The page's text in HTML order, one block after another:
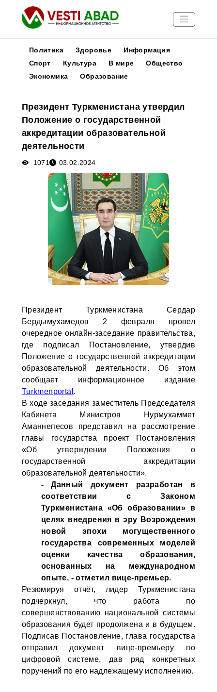
Новости
Медиа
Афиша
Политика Здоровье
Информация
Спорт
Культура В мире
Общество
Экономика
Образование
Президент Туркменистана утвердил
Положение о государственной
аккредитации образовательной
деятельности
1071 03.02.2024
Президент Туркменистана Сердар
Бердымухамедов 2 февраля провел
очередное онлайн-заседание правительства,
где подписал Постановление, утвердив
Положение о государственной аккредитации
образовательной деятельности. Об этом
сообщает информационное издание
Turkmenportal .
В ходе заседания заместитель Председателя
Кабинета Министров Нурмухаммет
Аманнепесов представил на рассмотрение
главы государства проект Постановления
«Об утверждении Положения о
государственной аккредитации
образовательной деятельности».
- Данный документ разработан в
соответствии с Законом
Туркменистана «Об образовании» в
целях внедрения в эру Возрождения
новой эпохи могущественного
государства современных моделей
оценки качества образования,
основанных на международном
опыте, - отметил вице-премьер.
Резюмируя отчёт, лидер Туркменистана
подчерк­нул, что работа по
совершенствованию национальной системы
образования будет продолжена и в будущем.
Подписав Постановление, глава государства
отправил документ вице-премьеру по
цифровой системе, дав ряд конкретных
поручений по его надлежащему исполнению.